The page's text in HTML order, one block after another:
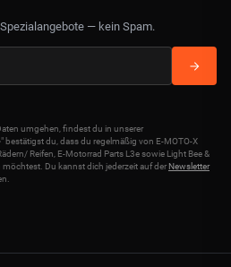
— kein Spam.
umgehen, findest du in unserer
>" bestätigst du, dass du regelmäßig von E-MOTO-X
Reifen, E-Motorrad Parts L3e sowie Light Bee &
möchtest. Du kannst dich jederzeit auf der Newsletter